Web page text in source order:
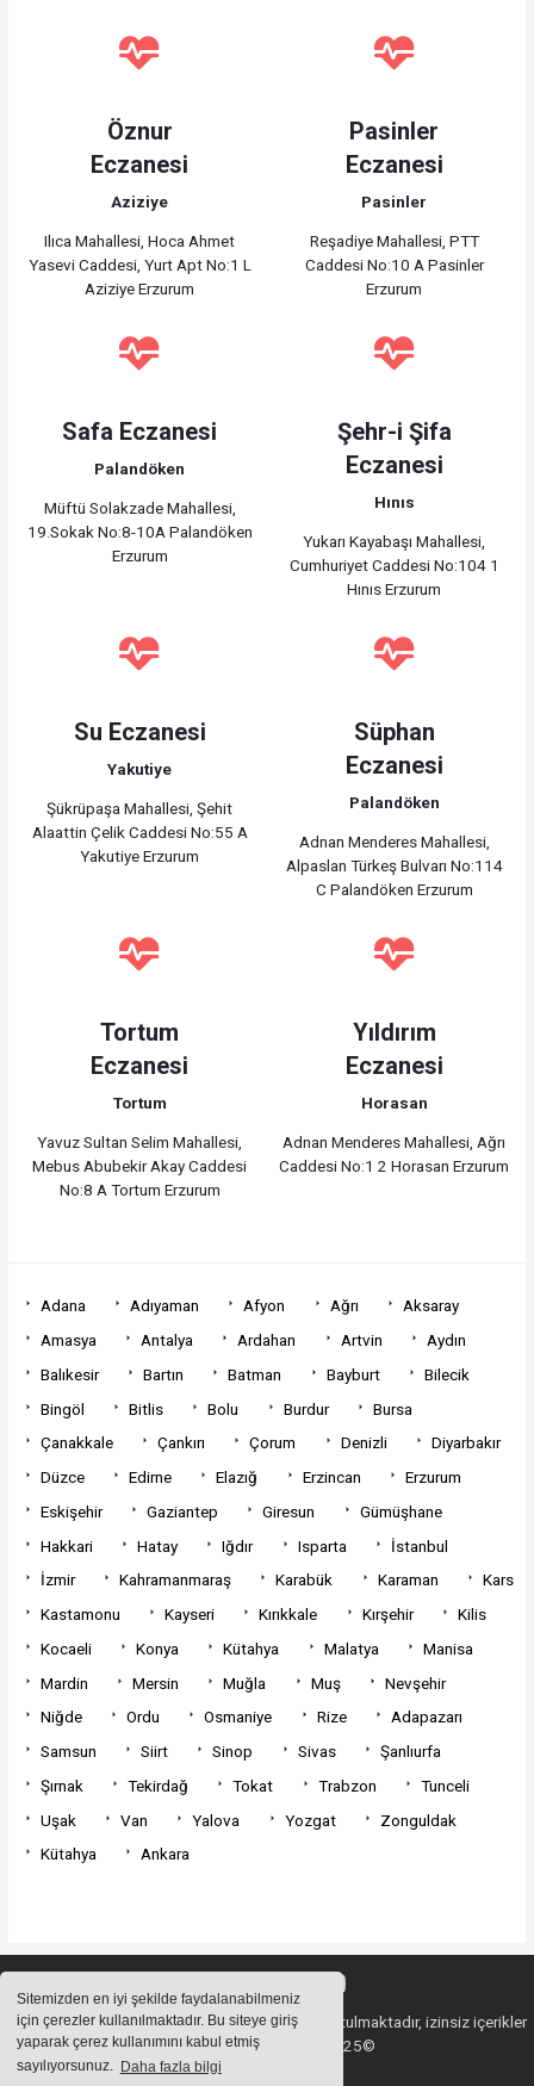
Sitemizden en iyi şekilde faydalanabilmeniz
için çerezler kullanılmaktadır. Bu siteye giriş
yaparak çerez kullanımını kabul etmiş
sayılıyorsunuz. Daha fazla bilgi
Öznur
Eczanesi
Aziziye
Ilıca Mahallesi, Hoca Ahmet
Yasevi Caddesi, Yurt Apt No:1 L
Aziziye Erzurum
Pasinler
Eczanesi
Pasinler
Reşadiye Mahallesi, PTT
Caddesi No:10 A Pasinler
Erzurum
Safa Eczanesi
Palandöken
Müftü Solakzade Mahallesi,
19.Sokak No:8-10A Palandöken
Erzurum
Şehr-i Şifa
Eczanesi
Hınıs
Yukarı Kayabaşı Mahallesi,
Cumhuriyet Caddesi No:104 1
Hınıs Erzurum
Su Eczanesi
Yakutiye
Şükrüpaşa Mahallesi, Şehit
Alaattin Çelik Caddesi No:55 A
Yakutiye Erzurum
Süphan
Eczanesi
Palandöken
Adnan Menderes Mahallesi,
Alpaslan Türkeş Bulvarı No:114
C Palandöken Erzurum
Tortum
Eczanesi
Tortum
Yavuz Sultan Selim Mahallesi,
Mebus Abubekir Akay Caddesi
No:8 A Tortum Erzurum
Yıldırım
Eczanesi
Horasan
Adnan Menderes Mahallesi, Ağrı
Caddesi No:1 2 Horasan Erzurum
Adana Adıyaman Afyon Ağrı
Aksaray
Amasya
Antalya Ardahan Artvin
Aydın
Balıkesir
Bartın Batman Bayburt
Bilecik
Bingöl
Bitlis Bolu Burdur
Bursa
Çanakkale
Çankırı Çorum Denizli
Diyarbakır
Düzce
Edirne Elazığ Erzincan
Erzurum
Eskişehir
Gaziantep Giresun
Gümüşhane
Hakkari
Hatay Iğdır Isparta
İstanbul
İzmir
Kahramanmaraş Karabük Karaman
Kars
Kastamonu
Kayseri Kırıkkale Kırşehir
Kilis
Kocaeli
Konya Kütahya Malatya
Manisa
Mardin
Mersin Muğla Muş
Nevşehir
Niğde
Ordu Osmaniye Rize
Adapazarı
Samsun
Siirt Sinop Sivas
Şanlıurfa
Şırnak
Tekirdağ Tokat Trabzon
Tunceli
Uşak
Van Yalova Yozgat
Zonguldak
Kütahya
Ankara
Sitemizde bulunan içeriklerin tüm hakları saklı tutulmaktadır, izinsiz içerikler
kullanılamaz. Copyright 2025©